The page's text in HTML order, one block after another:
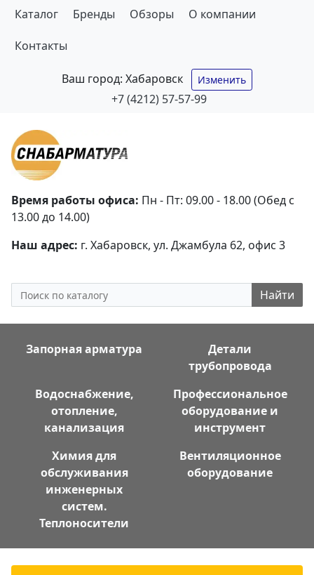
Каталог Бренды Обзоры О компании
Контакты
Ваш город: Хабаровск Изменить
+7 (4212) 57-57-99
Время работы офиса: Пн - Пт: 09.00 - 18.00 (Обед с
13.00 до 14.00)
Наш адрес: г. Хабаровск, ул. Джамбула 62, офис 3
Найти
Запорная арматура
Детали
трубопровода
Водоснабжение,
отопление,
канализация
Профессиональное
оборудование и
инструмент
Химия для
обслуживания
инженерных
систем.
Теплоносители
Вентиляционное
оборудование